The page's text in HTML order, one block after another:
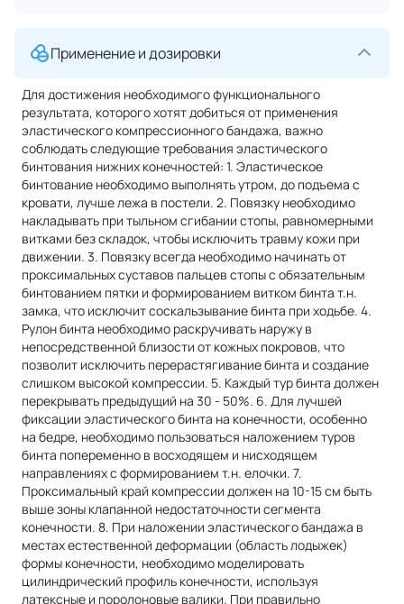
Применение и дозировки
Для достижения необходимого функционального
результата, которого хотят добиться от применения
эластического компрессионного бандажа, важно
соблюдать следующие требования эластического
бинтования нижних конечностей: 1. Эластическое
бинтование необходимо выполнять утром, до подъема с
кровати, лучше лежа в постели. 2. Повязку необходимо
накладывать при тыльном сгибании стопы, равномерными
витками без складок, чтобы исключить травму кожи при
движении. 3. Повязку всегда необходимо начинать от
проксимальных суставов пальцев стопы с обязательным
бинтованием пятки и формированием витком бинта т.н.
замка, что исключит соскальзывание бинта при ходьбе. 4.
Рулон бинта необходимо раскручивать наружу в
непосредственной близости от кожных покровов, что
позволит исключить перерастягивание бинта и создание
слишком высокой компрессии. 5. Каждый тур бинта должен
перекрывать предыдущий на 30 - 50%. 6. Для лучшей
фиксации эластического бинта на конечности, особенно
на бедре, необходимо пользоваться наложением туров
бинта попеременно в восходящем и нисходящем
направлениях с формированием т.н. елочки. 7.
Проксимальный край компрессии должен на 10-15 см быть
выше зоны клапанной недостаточности сегмента
конечности. 8. При наложении эластического бандажа в
местах естественной деформации (область лодыжек)
формы конечности, необходимо моделировать
цилиндрический профиль конечности, используя
латексные и поролоновые валики. При правильно